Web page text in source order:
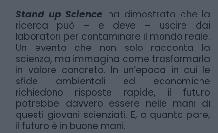
Stand up Science ha dimostrato che la
ricerca può – e deve – uscire dai
laboratori per contaminare il mondo reale.
Un evento che non solo racconta la
scienza, ma immagina come trasformarla
in valore concreto. In un’epoca in cui le
sfide ambientali ed economiche
richiedono risposte rapide, il futuro
potrebbe davvero essere nelle mani di
questi giovani scienziati. E, a quanto pare,
il futuro è in buone mani.